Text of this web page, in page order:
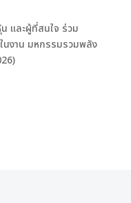
และผู้ที่สนใจ ร่วม
นงาน มหกรรมรวมพลัง